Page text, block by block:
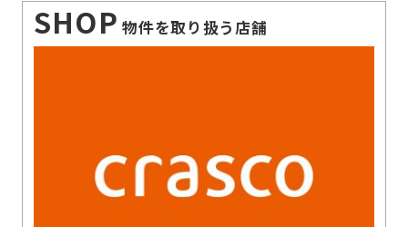
SHOP 物件を取り扱う店舗